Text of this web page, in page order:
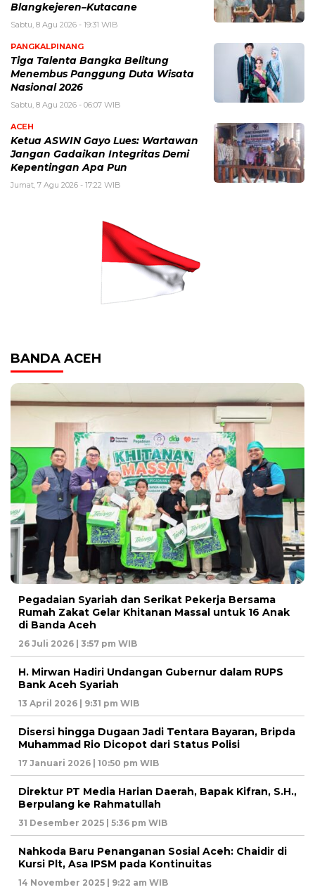
Blangkejeren–Kutacane
Sabtu, 8 Agu 2026 - 19:31 WIB
PANGKALPINANG
Tiga Talenta Bangka Belitung
Menembus Panggung Duta Wisata
Nasional 2026
Sabtu, 8 Agu 2026 - 06:07 WIB
ACEH
Ketua ASWIN Gayo Lues: Wartawan
Jangan Gadaikan Integritas Demi
Kepentingan Apa Pun
Jumat, 7 Agu 2026 - 17:22 WIB
BANDA ACEH
Pegadaian Syariah dan Serikat Pekerja Bersama
Rumah Zakat Gelar Khitanan Massal untuk 16 Anak
di Banda Aceh
26 Juli 2026 | 3:57 pm WIB
H. Mirwan Hadiri Undangan Gubernur dalam RUPS
Bank Aceh Syariah
13 April 2026 | 9:31 pm WIB
Disersi hingga Dugaan Jadi Tentara Bayaran, Bripda
Muhammad Rio Dicopot dari Status Polisi
17 Januari 2026 | 10:50 pm WIB
Direktur PT Media Harian Daerah, Bapak Kifran, S.H.,
Berpulang ke Rahmatullah
31 Desember 2025 | 5:36 pm WIB
Nahkoda Baru Penanganan Sosial Aceh: Chaidir di
Kursi Plt, Asa IPSM pada Kontinuitas
14 November 2025 | 9:22 am WIB